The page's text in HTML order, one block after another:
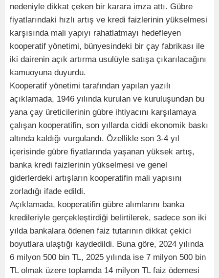
nedeniyle dikkat çeken bir karara imza attı. Gübre
fiyatlarındaki hızlı artış ve kredi faizlerinin yükselmesi
karşısında mali yapıyı rahatlatmayı hedefleyen
kooperatif yönetimi, bünyesindeki bir çay fabrikası ile
iki dairenin açık artırma usulüyle satışa çıkarılacağını
kamuoyuna duyurdu.
Kooperatif yönetimi tarafından yapılan yazılı
açıklamada, 1946 yılında kurulan ve kuruluşundan bu
yana çay üreticilerinin gübre ihtiyacını karşılamaya
çalışan kooperatifin, son yıllarda ciddi ekonomik baskı
altında kaldığı vurgulandı. Özellikle son 3-4 yıl
içerisinde gübre fiyatlarında yaşanan yüksek artış,
banka kredi faizlerinin yükselmesi ve genel
giderlerdeki artışların kooperatifin mali yapısını
zorladığı ifade edildi.
Açıklamada, kooperatifin gübre alımlarını banka
kredileriyle gerçekleştirdiği belirtilerek, sadece son iki
yılda bankalara ödenen faiz tutarının dikkat çekici
boyutlara ulaştığı kaydedildi. Buna göre, 2024 yılında
6 milyon 500 bin TL, 2025 yılında ise 7 milyon 500 bin
TL olmak üzere toplamda 14 milyon TL faiz ödemesi